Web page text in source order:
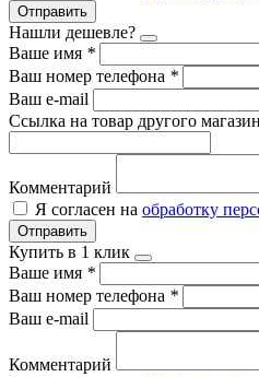
Отправить
Нашли дешевле?
Ваше имя *
Ваш номер телефона *
Ваш e-mail
Ссылка на товар другого
Комментарий
Я согласен на обработку
Отправить
Купить в 1 клик
Ваше имя *
Ваш номер телефона *
Ваш e-mail
Комментарий